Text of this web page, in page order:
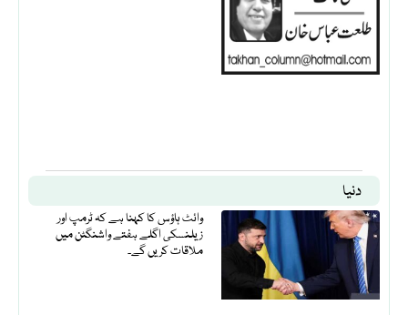
دنیا
وائٹ ہاؤس کا کہنا ہے کہ ٹرمپ اور
زیلنسکی اگلے ہفتے واشنگٹن میں
ملاقات کریں گے۔